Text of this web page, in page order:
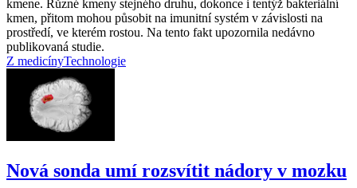
kmene. Různé kmeny stejného druhu, dokonce i tentýž bakteriální
kmen, přitom mohou působit na imunitní systém v závislosti na
prostředí, ve kterém rostou. Na tento fakt upozornila nedávno
publikovaná studie.
Z medicínyTechnologie
Nová sonda umí rozsvítit nádory v mozku